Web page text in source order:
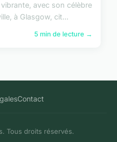
avec son célèbre
à Glasgow, cit...
5 min de lecture →
Contact
Tous droits réservés.